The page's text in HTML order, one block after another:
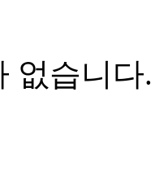
없습니다.